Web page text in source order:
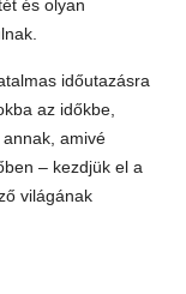
és olyan
időutazásra
az időkbe,
amivé
– kezdjük el a
világának